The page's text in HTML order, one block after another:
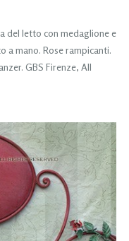
del letto con medaglione e
a mano. Rose rampicanti.
GBS Firenze, All